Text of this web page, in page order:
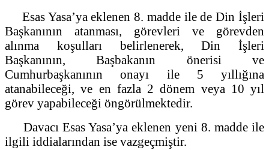
Esas Yasa’ya eklenen 8. madde ile de Din İşleri
Başkanının atanması, görevleri ve görevden
alınma koşulları belirlenerek, Din İşleri
Başkanının, Başbakanın önerisi ve
Cumhurbaşkanının onayı ile 5 yıllığına
atanabileceği, ve en fazla 2 dönem veya 10 yıl
görev yapabileceği öngörülmektedir.
Davacı Esas Yasa’ya eklenen yeni 8. madde ile
ilgili iddialarından ise vazgeçmiştir.